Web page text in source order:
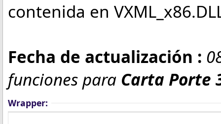
contenida en
Fecha de actualización :
funciones para Carta Porte
Wrapper: